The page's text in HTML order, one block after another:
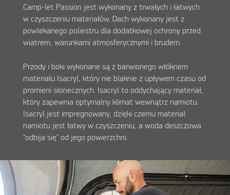
Camp-let Passion jest wykonany z trwałych i łatwych
w czyszczeniu materiałów. Dach wykonany jest z
powlekanego poliestru dla dodatkowej ochrony przed
wiatrem, warunkami atmosferycznymi i brudem.
Przody i boki wykonane są z barwionego włóknem
materiału Isacryl, który nie blaknie z upływem czasu od
promieni słonecznych. Isacryl to oddychający materiał,
który zapewnia optymalny klimat wewnątrz namiotu.
Isacryl jest impregnowany, dzięki czemu materiał
namiotu jest łatwy w czyszczeniu, a woda deszczowa
"odbija się" od jego powierzchni.